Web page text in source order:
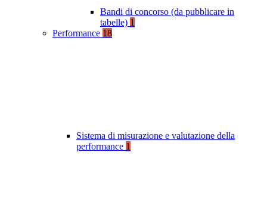
Bandi di concorso (da pubblicare in
tabelle) 1
Performance 18
Sistema di misurazione e valutazione della
performance 1